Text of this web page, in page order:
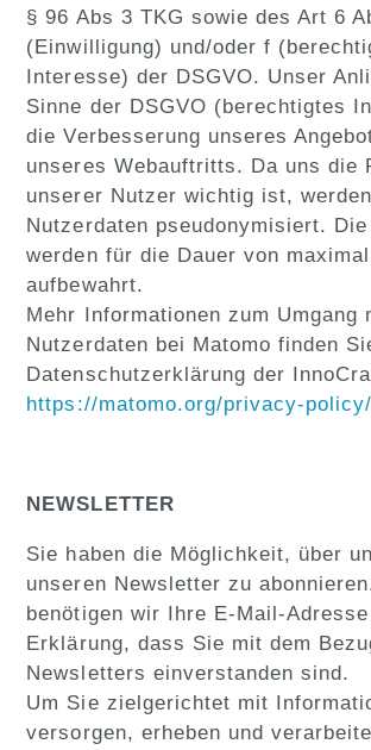
§ 96 Abs 3 TKG sowie des Art 6
(Einwilligung) und/oder f
Interesse) der DSGVO. Unser
Sinne der DSGVO (berechtigtes
die Verbesserung unseres
unseres Webauftritts. Da uns die
unserer Nutzer wichtig ist,
Nutzerdaten pseudonymisiert.
werden für die Dauer von
aufbewahrt.
Mehr Informationen zum Umgang
Nutzerdaten bei Matomo finden
Datenschutzerklärung der
https://matomo.org/privacy-policy/
NEWSLETTER
Sie haben die Möglichkeit, über
unseren Newsletter zu
benötigen wir Ihre E-Mail-
Erklärung, dass Sie mit dem
Newsletters einverstanden sind.
Um Sie zielgerichtet mit
versorgen, erheben und